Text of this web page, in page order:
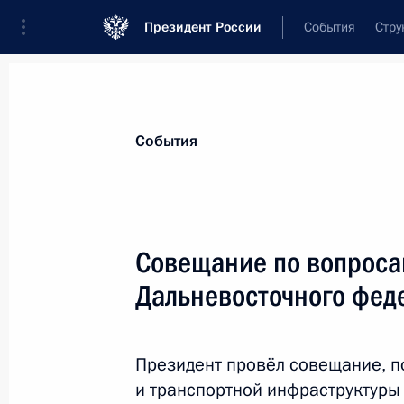
Президент России События
Мария Львова-Белова посетила
17 октября 2025 года, 18:00
Подписан закон, направленный на
События
Совещание по
Дальневосточного
Президент провёл совещание,
и транспортной